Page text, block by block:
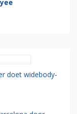
doet widebody-